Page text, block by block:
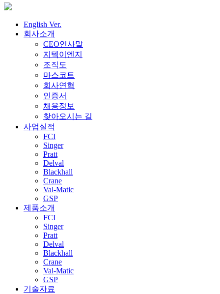
English Ver.
회사소개
CEO인사말
지텍이엔지
조직도
마스코트
회사연혁
인증서
채용정보
찾아오시는 길
사업실적
FCI
Singer
Pratt
Delval
Blackhall
Crane
Val-Matic
GSP
제품소개
FCI
Singer
Pratt
Delval
Blackhall
Crane
Val-Matic
GSP
기술자료